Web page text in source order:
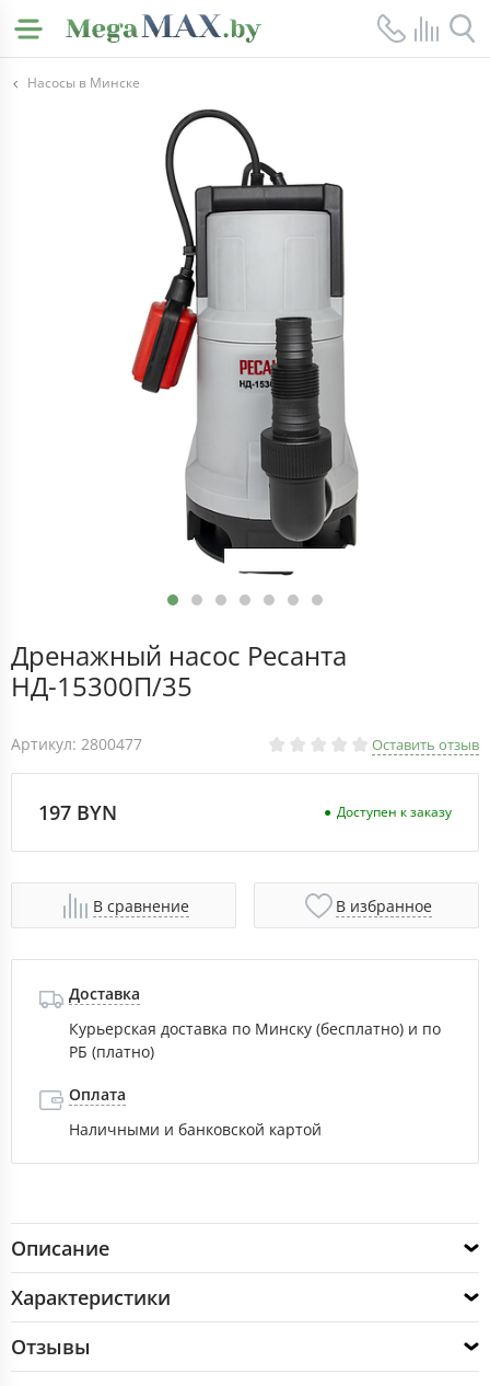
Насосы в Минске
Дренажный насос Ресанта
НД-15300П/35
Артикул: 2800477 Оставить отзыв
197 BYN Доступен к заказу
В сравнение В избранное
Доставка
Курьерская доставка по Минску (бесплатно) и по
РБ (платно)
Оплата
Наличными и банковской картой
Описание
Характеристики
Отзывы